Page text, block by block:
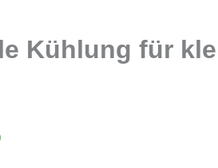
Kühlung für